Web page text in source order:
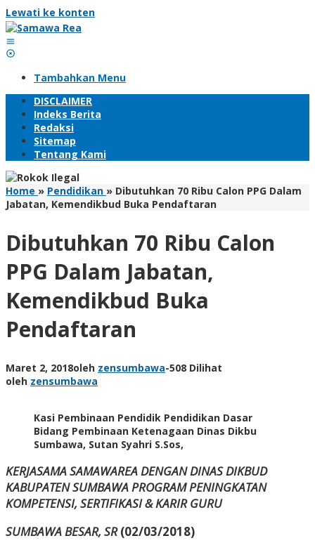
Lewati ke konten
Tambahkan Menu
DISCLAIMER
Indeks Berita
Redaksi
Sitemap
Tentang Kami
Home » Pendidikan » Dibutuhkan 70 Ribu Calon PPG Dalam
Jabatan, Kemendikbud Buka Pendaftaran
Dibutuhkan 70 Ribu Calon
PPG Dalam Jabatan,
Kemendikbud Buka
Pendaftaran
Maret 2, 2018oleh zensumbawa-508 Dilihat
oleh zensumbawa
Kasi Pembinaan Pendidik Pendidikan Dasar
Bidang Pembinaan Ketenagaan Dinas Dikbu
Sumbawa, Sutan Syahri S.Sos,
KERJASAMA SAMAWAREA DENGAN DINAS DIKBUD
KABUPATEN SUMBAWAPROGRAM PENINGKATAN
KOMPETENSI, SERTIFIKASI & KARIR GURU
SUMBAWA BESAR, SR (02/03/2018)